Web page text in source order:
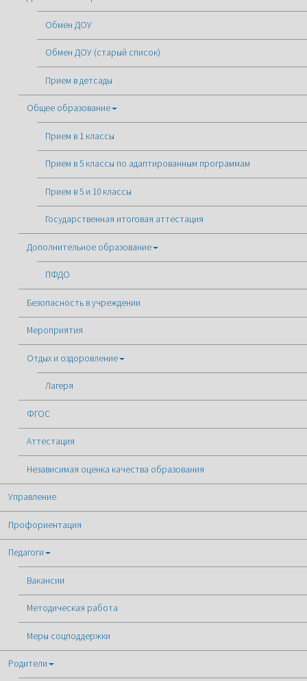
Обмен ДОУ
Обмен ДОУ (старый список)
Прием в детсады
Общее образование
Прием в 1 классы
Прием в 5 классы по адаптированным программам
Прием в 5 и 10 классы
Государственная итоговая аттестация
Дополнительное образование
ПФДО
Безопасность в учреждении
Мероприятия
Отдых и оздоровление
Лагеря
ФГОС
Аттестация
Независимая оценка качества образования
Управление
Профориентация
Педагоги
Вакансии
Методическая работа
Меры соцподдержки
Родители